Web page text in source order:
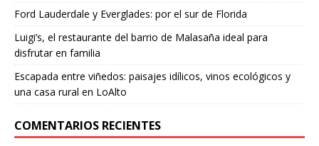
Ford Lauderdale y Everglades: por el sur de Florida
Luigi’s, el restaurante del barrio de Malasaña ideal para
disfrutar en familia
Escapada entre viñedos: paisajes idílicos, vinos ecológicos y
una casa rural en LoAlto
COMENTARIOS RECIENTES